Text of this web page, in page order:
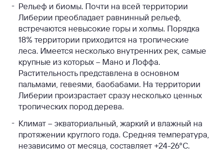
Рельеф и биомы. Почти на всей территории
Либерии преобладает равнинный рельеф,
встречаются невысокие горы и холмы. Порядка
18% территории приходится на тропические
леса. Имеется несколько внутренних рек, самые
крупные из которых – Мано и Лоффа.
Растительность представлена в основном
пальмами, гевеями, баобабами. На территории
Либерии произрастает сразу несколько ценных
тропических пород дерева.
Климат – экваториальный, жаркий и влажный на
протяжении круглого года. Средняя температура,
независимо от месяца, составляет +24-26°С.